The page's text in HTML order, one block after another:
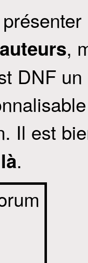
,
DNF
Il est
là.